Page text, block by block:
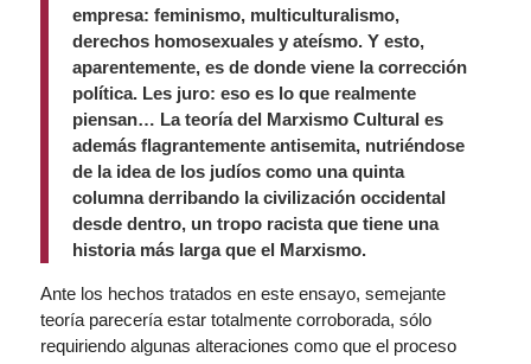
empresa: feminismo, multiculturalismo,
derechos homosexuales y ateísmo. Y esto,
aparentemente, es de donde viene la corrección
política. Les juro: eso es lo que realmente
piensan… La teoría del Marxismo Cultural es
además flagrantemente antisemita, nutriéndose
de la idea de los judíos como una quinta
columna derribando la civilización occidental
desde dentro, un tropo racista que tiene una
historia más larga que el Marxismo.
Ante los hechos tratados en este ensayo, semejante
teoría parecería estar totalmente corroborada, sólo
requiriendo algunas alteraciones como que el proceso